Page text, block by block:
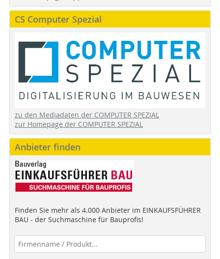
CS Computer Spezial
zu den Mediadaten der COMPUTER SPEZIAL
zur Homepage der COMPUTER SPEZIAL
Anbieter finden
Finden Sie mehr als 4.000 Anbieter im EINKAUFSFÜHRER
BAU - der Suchmaschine für Bauprofis!